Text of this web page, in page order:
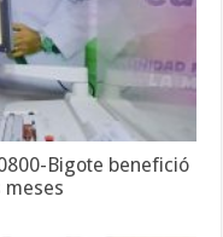
Bigote benefició
meses